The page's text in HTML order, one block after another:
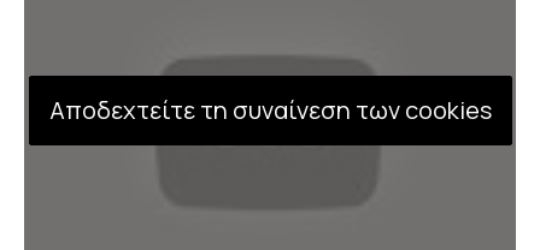
Αποδεχτείτε τη συναίνεση των cookies